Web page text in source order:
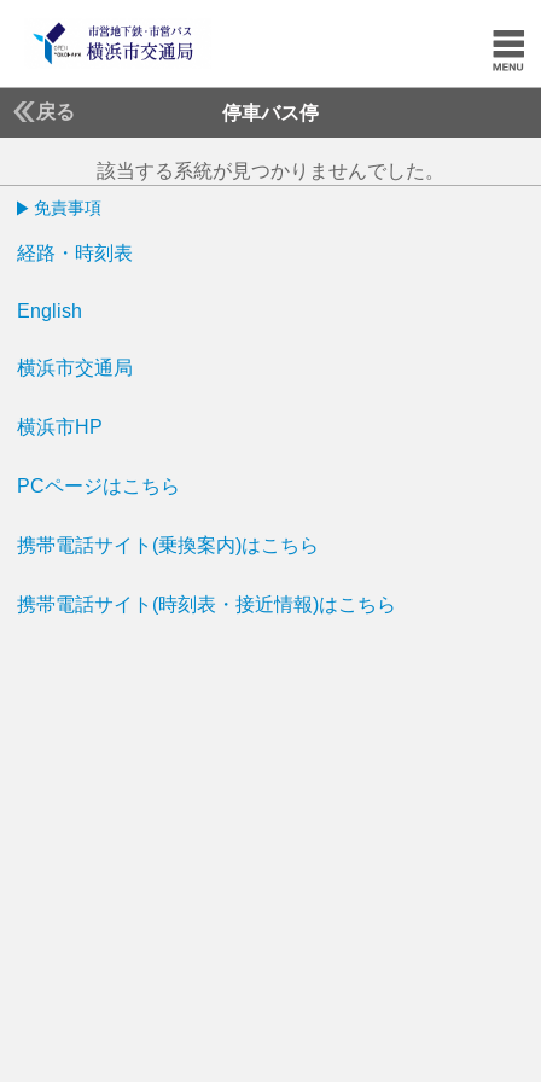
戻る 停車バス停
該当する系統が見つかりませんでした。
免責事項
経路・時刻表
English
横浜市交通局
横浜市HP
PCページはこちら
携帯電話サイト(乗換案内)はこちら
携帯電話サイト(時刻表・接近情報)はこちら